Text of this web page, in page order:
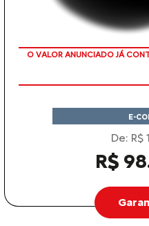
O VALOR ANUNCIADO JÁ
E-
De: R$
R$